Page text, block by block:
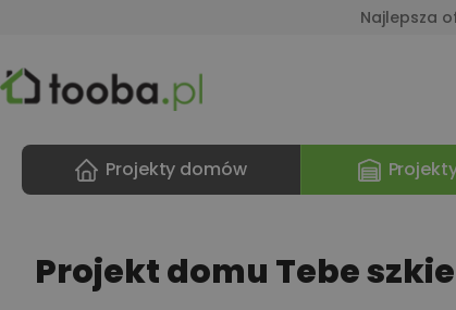
Najlepsza
Projekty domów
Projekt domu Tebe